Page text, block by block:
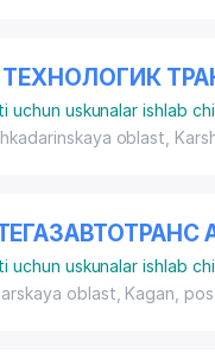
uskunalar ishlab
oblast,
uskunalar ishlab
oblast, Kagan,